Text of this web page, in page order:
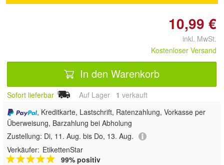
10,99 €
inkl. MwSt.
Kostenloser Versand
In den Warenkorb
Sofort lieferbar Auf Lager 1 verkauft
, Kreditkarte, Lastschrift, Ratenzahlung, Vorkasse per
Überweisung, Barzahlung bei Abholung
Zustellung: Di, 11. Aug. bis Do, 13. Aug.
Verkäufer: EtikettenStar
99% positiv